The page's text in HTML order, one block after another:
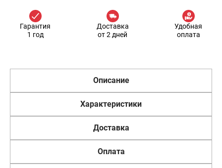
Гарантия
1 год
Доставка
от 2 дней
Удобная
оплата
Описание
Характеристики
Доставка
Оплата